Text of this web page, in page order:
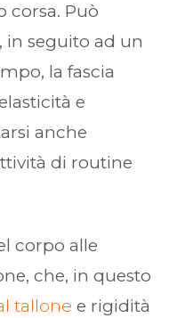
corsa. Può
in seguito ad un
la fascia
e
anche
di routine
corpo alle
che, in questo
tallone e rigidità